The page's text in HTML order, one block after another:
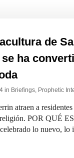
de
ha
in Briefings, Prophetic
atraen a residentes
religión. POR QUÉ
lo nuevo, lo